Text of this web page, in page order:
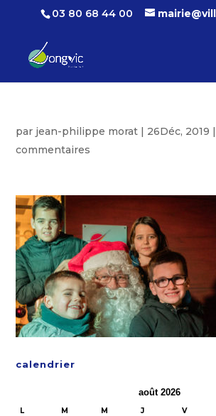
03 80 68 44 00
par jean-philippe morat | 26Déc, 2019
commentaires
calendrier
août 2026
L M M J V